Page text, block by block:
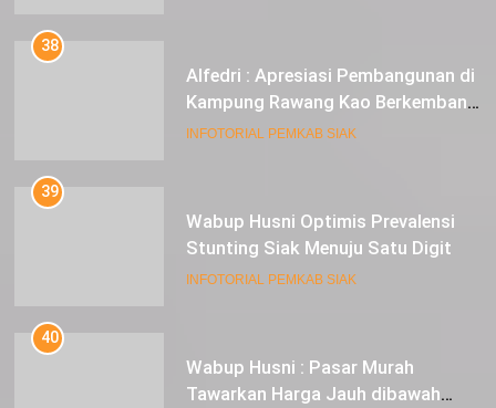
38
Alfedri : Apresiasi Pembangunan di
Kampung Rawang Kao Berkembang
Pesat
INFOTORIAL PEMKAB SIAK
39
Wabup Husni Optimis Prevalensi
Stunting Siak Menuju Satu Digit
INFOTORIAL PEMKAB SIAK
40
Wabup Husni : Pasar Murah
Tawarkan Harga Jauh dibawah